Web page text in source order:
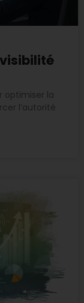
optimiser la
l’autorité